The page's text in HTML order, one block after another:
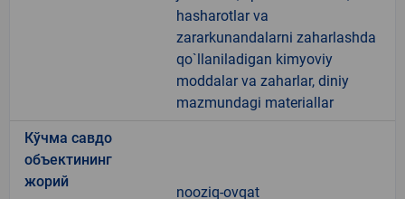
hasharotlar va
zararkunandalarni zaharlashda
qo`llaniladigan kimyoviy
moddalar va zaharlar, diniy
mazmundagi materiallar
Кўчма савдо
объектининг
жорий
nooziq-ovqat